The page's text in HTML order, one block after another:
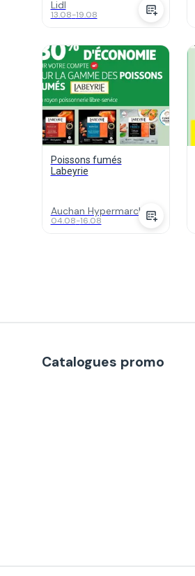
Lidl
13.08-19.08
Poissons fumés
Labeyrie
Auchan Hypermarch...
04.08-16.08
Catalogues promo